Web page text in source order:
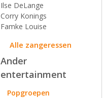
Ilse DeLange
Corry Konings
Famke Louise
Alle zangeressen
Ander
entertainment
Popgroepen